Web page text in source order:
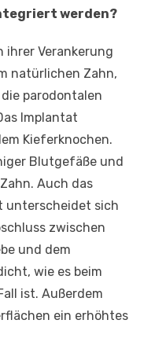
werden?
Verankerung
natürlichen Zahn,
parodontalen
Implantat
Kieferknochen.
Blutgefäße und
Auch das
unterscheidet sich
zwischen
und dem
wie es beim
ist. Außerdem
ein erhöhtes